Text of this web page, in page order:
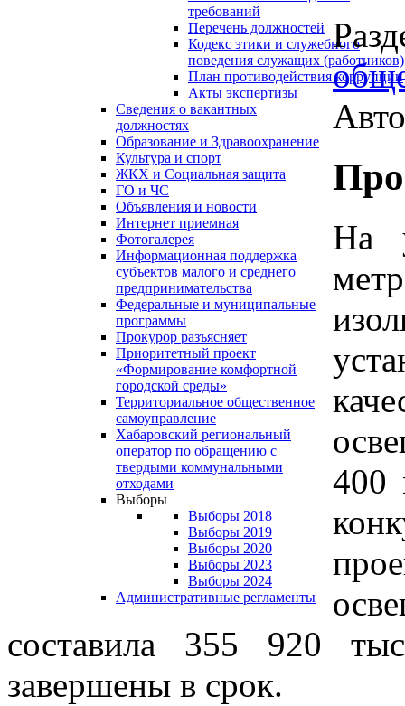
требований
Перечень должностей
Кодекс этики и служебного
поведения служащих (работников)
План противодействия коррупции
Акты экспертизы
Сведения о вакантных
должностях
Образование и Здравоохранение
Культура и спорт
ЖКХ и Социальная защита
ГО и ЧС
Объявления и новости
Интернет приемная
Фотогалерея
Информационная поддержка
субъектов малого и среднего
предпринимательства
Федеральные и муниципальные
программы
Прокурор разъясняет
Приоритетный проект
«Формирование комфортной
городской среды»
Территориальное общественное
самоуправление
Хабаровский региональный
оператор по обращению с
твердыми коммунальными
отходами
Выборы
Выборы 2018
Выборы 2019
Выборы 2020
Выборы 2023
Выборы 2024
Административные регламенты
На
400
составила 355 920
завершены в срок.